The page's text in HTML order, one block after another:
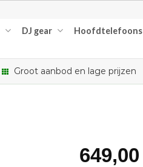
DJ gear Hoofdtelefoons
Groot aanbod en lage prijzen
649,00